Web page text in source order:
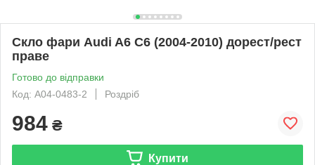
Скло фари Audi A6 C6 (2004-2010) дорест/рест
праве
Готово до відправки
Код: A04-0483-2
Роздріб
984 ₴
Купити